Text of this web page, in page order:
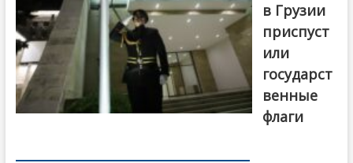
в Грузии
приспуст
или
государст
венные
флаги